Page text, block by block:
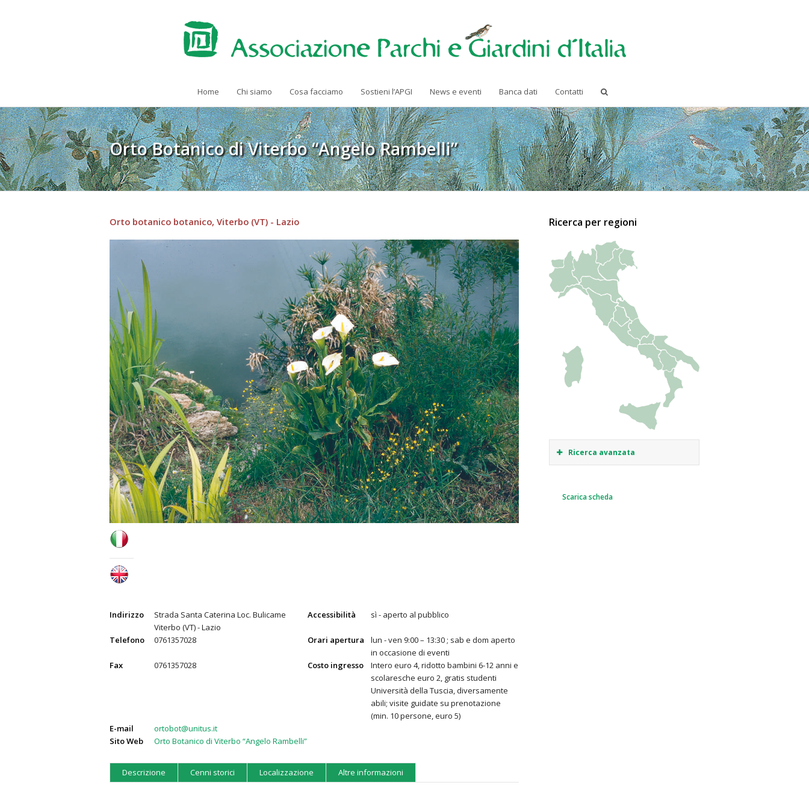
Home Chi siamo Cosa facciamo Sostieni l’APGI News e eventi Banca dati Contatti
Orto Botanico di Viterbo “Angelo Rambelli”
Orto botanico botanico, Viterbo (VT) - Lazio
Indirizzo
Strada Santa Caterina Loc. Bulicame
Viterbo (VT) - Lazio
Accessibilità sì - aperto al pubblico
Telefono 0761357028 Orari apertura
lun - ven 9:00 – 13:30 ; sab e dom aperto
in occasione di eventi
Fax
0761357028 Costo ingresso
Intero euro 4, ridotto bambini 6-12 anni e
scolaresche euro 2, gratis studenti
Università della Tuscia, diversamente
abili; visite guidate su prenotazione
(min. 10 persone, euro 5)
E-mail
ortobot@unitus.it
Sito Web
Orto Botanico di Viterbo “Angelo Rambelli”
Descrizione Cenni storici Localizzazione Altre informazioni
Ricerca per regioni
Ricerca avanzata
Scarica scheda